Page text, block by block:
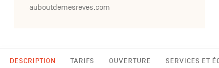
DESCRIPTION TARIFS OUVERTURE SERVICES ET
auboutdemesreves.com